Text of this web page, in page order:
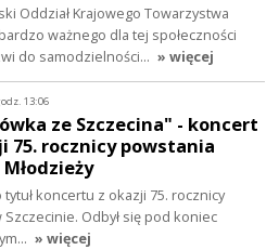
Oddział Krajowego Towarzystwa
ważnego dla tej społeczności
do samodzielności… » więcej
13:06
ze Szczecina" - koncert
75. rocznicy powstania
Młodzieży
koncertu z okazji 75. rocznicy
Szczecinie. Odbył się pod koniec
» więcej